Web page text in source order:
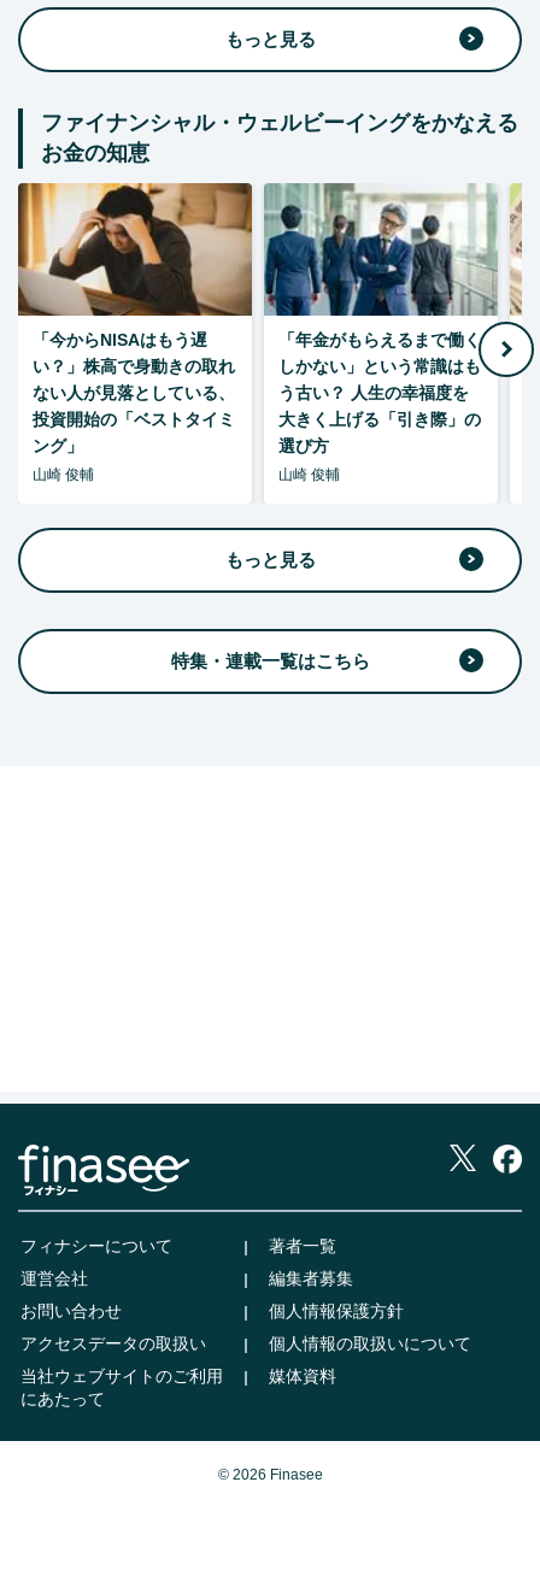
もっと見る
ファイナンシャル・ウェルビーイングをかなえる
お金の知恵
「今からNISAはもう遅
い？」株高で身動きの取れ
ない人が見落としている、
投資開始の「ベストタイミ
ング」
山崎 俊輔
「年金がもらえるまで働く
しかない」という常識はも
う古い？ 人生の幸福度を
大きく上げる「引き際」の
選び方
山崎 俊輔
もっと見る
特集・連載一覧はこちら
フィナシーについて
著者一覧
運営会社
編集者募集
お問い合わせ
個人情報保護方針
アクセスデータの取扱い
個人情報の取扱いについて
当社ウェブサイトのご利用
にあたって
媒体資料
© 2026 Finasee